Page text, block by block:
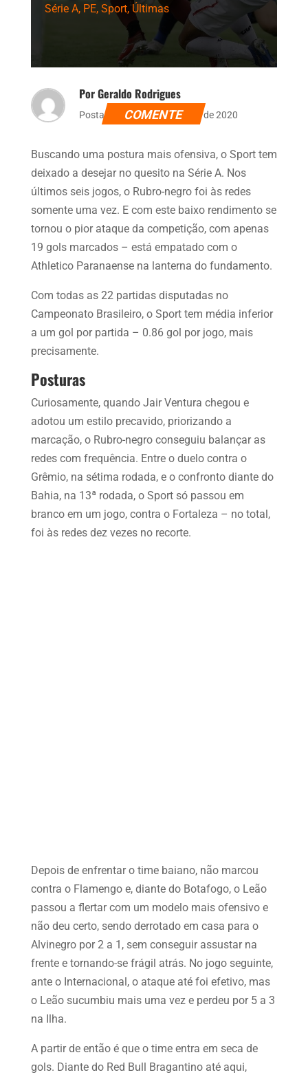
Série A, PE, Sport, Últimas
Por Geraldo Rodrigues
Postado dia 24 de novembro de 2020
COMENTE
Buscando uma postura mais ofensiva, o Sport tem
deixado a desejar no quesito na Série A. Nos
últimos seis jogos, o Rubro-negro foi às redes
somente uma vez. E com este baixo rendimento se
tornou o pior ataque da competição, com apenas
19 gols marcados – está empatado com o
Athletico Paranaense na lanterna do fundamento.
Com todas as 22 partidas disputadas no
Campeonato Brasileiro, o Sport tem média inferior
a um gol por partida – 0.86 gol por jogo, mais
precisamente.
Posturas
Curiosamente, quando Jair Ventura chegou e
adotou um estilo precavido, priorizando a
marcação, o Rubro-negro conseguiu balançar as
redes com frequência. Entre o duelo contra o
Grêmio, na sétima rodada, e o confronto diante do
Bahia, na 13ª rodada, o Sport só passou em
branco em um jogo, contra o Fortaleza – no total,
foi às redes dez vezes no recorte.
Depois de enfrentar o time baiano, não marcou
contra o Flamengo e, diante do Botafogo, o Leão
passou a flertar com um modelo mais ofensivo e
não deu certo, sendo derrotado em casa para o
Alvinegro por 2 a 1, sem conseguir assustar na
frente e tornando-se frágil atrás. No jogo seguinte,
ante o Internacional, o ataque até foi efetivo, mas
o Leão sucumbiu mais uma vez e perdeu por 5 a 3
na Ilha.
A partir de então é que o time entra em seca de
gols. Diante do Red Bull Bragantino até aqui,